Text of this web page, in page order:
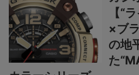
【“
×ブ
の地
た